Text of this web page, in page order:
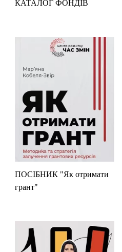
КАТАЛОГ ФОНДІВ
ПОСІБНИК "Як отримати
грант"